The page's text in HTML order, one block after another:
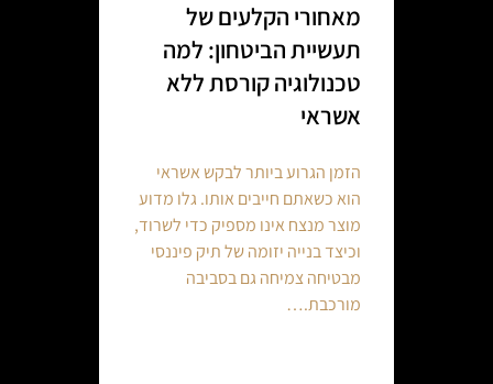
מאחורי הקלעים של
תעשיית הביטחון: למה
טכנולוגיה קורסת ללא
אשראי
הזמן הגרוע ביותר לבקש אשראי
הוא כשאתם חייבים אותו. גלו מדוע
מוצר מנצח אינו מספיק כדי לשרוד,
וכיצד בנייה יזומה של תיק פיננסי
מבטיחה צמיחה גם בסביבה
מורכבת.…